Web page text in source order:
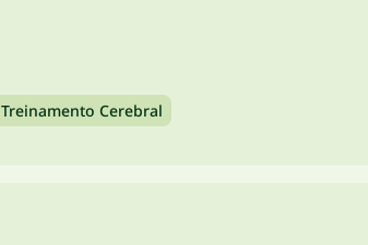
Treinamento Cerebral